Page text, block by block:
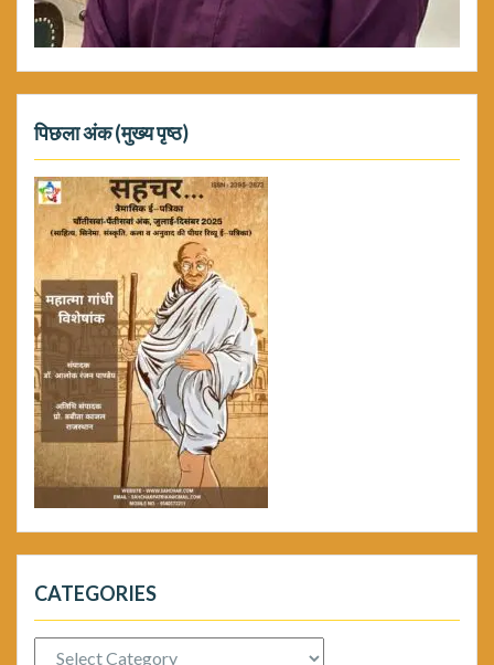
पिछला अंक (मुख्य पृष्ठ)
CATEGORIES
Categories